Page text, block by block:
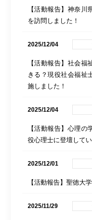
【活動報告】神奈
を訪問しました！
2025/12/04
【活動報告】社会
きる？現役社会福祉
施しました！
2025/12/04
【活動報告】心理
役心理士に登壇して
2025/12/01
【活動報告】聖徳大
2025/11/29